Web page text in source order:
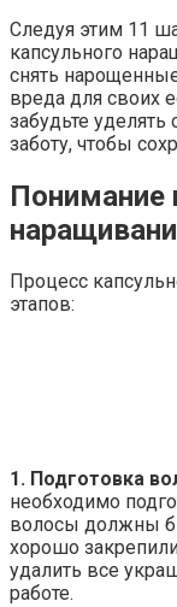
Следуя этим 11
капсульного
снять
вреда для своих
забудьте
заботу, чтобы
Понимание
Процесс
этапов:
1. Подготовка
необходимо
волосы должны
хорошо
удалить все
работе.